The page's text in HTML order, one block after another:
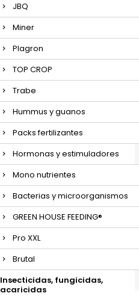
JBQ
Miner
Plagron
TOP CROP
Trabe
Hummus y guanos
Packs fertilizantes
Hormonas y estimuladores
Mono nutrientes
Bacterias y microorganismos
GREEN HOUSE FEEDING®
Pro XXL
Brutal
Insecticidas, fungicidas,
acaricidas